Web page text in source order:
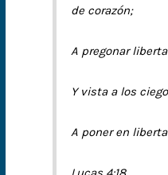
de corazón;
A pregonar
Y vista a los
A poner en